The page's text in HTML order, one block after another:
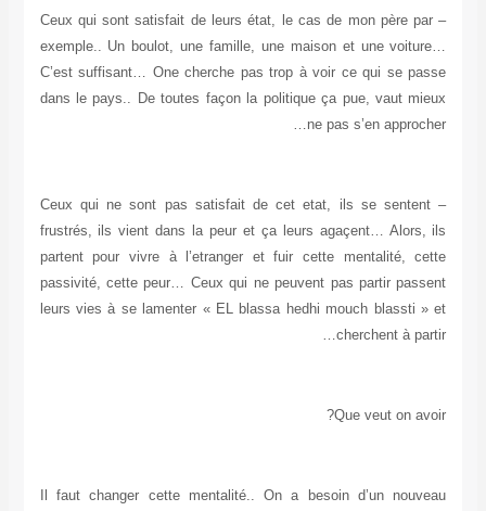
– Ceux qui sont satisfait de leurs état, le cas de mon père par
exemple.. Un boulot, une famille, une maison et une voiture…
C’est suffisant… One cherche pas trop à voir ce qui se passe
dans le pays.. De toutes façon la politique ça pue, vaut mieux
ne pas s’en approcher…
– Ceux qui ne sont pas satisfait de cet etat, ils se sentent
frustrés, ils vient dans la peur et ça leurs agaçent… Alors, ils
partent pour vivre à l’etranger et fuir cette mentalité, cette
passivité, cette peur… Ceux qui ne peuvent pas partir passent
leurs vies à se lamenter « EL blassa hedhi mouch blassti » et
cherchent à partir…
Que veut on avoir?
Il faut changer cette mentalité.. On a besoin d’un nouveau